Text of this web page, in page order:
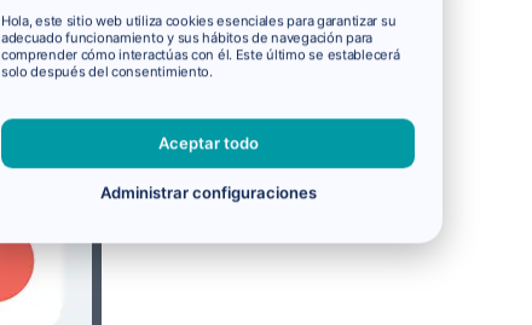
Hola, este sitio web utiliza cookies esenciales para garantizar su
adecuado funcionamiento y sus hábitos de navegación para
comprender cómo interactúas con él. Este último se establecerá
solo después del consentimiento.
Aceptar todo
Administrar configuraciones